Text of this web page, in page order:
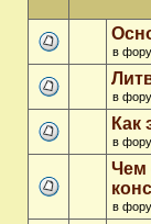
в
в
Как
в
Чем
в